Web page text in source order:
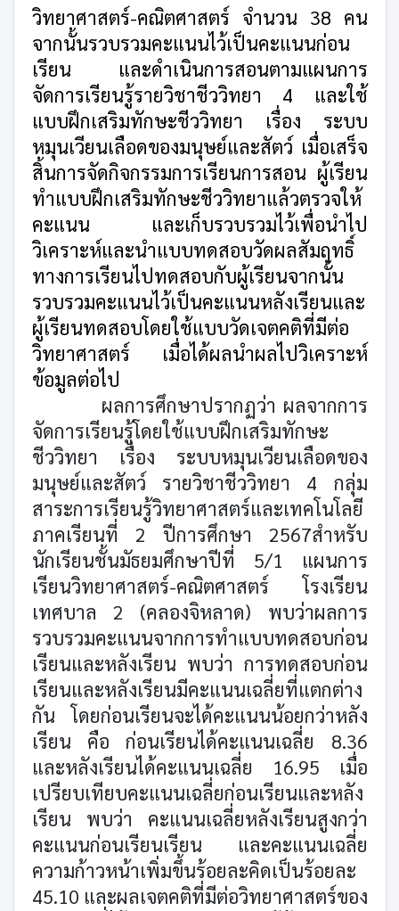
วิทยาศาสตร์-คณิตศาสตร์ จำนวน 38 คน
จากนั้นรวบรวมคะแนนไว้เป็นคะแนนก่อน
เรียน และดำเนินการสอนตามแผนการ
จัดการเรียนรู้รายวิชาชีววิทยา 4 และใช้
แบบฝึกเสริมทักษะชีววิทยา เรื่อง ระบบ
หมุนเวียนเลือดของมนุษย์และสัตว์ เมื่อเสร็จ
สิ้นการจัดกิจกรรมการเรียนการสอน ผู้เรียน
ทำแบบฝึกเสริมทักษะชีววิทยาแล้วตรวจให้
คะแนน และเก็บรวบรวมไว้เพื่อนำไป
วิเคราะห์และนำแบบทดสอบวัดผลสัมฤทธิ์
ทางการเรียนไปทดสอบกับผู้เรียนจากนั้น
รวบรวมคะแนนไว้เป็นคะแนนหลังเรียนและ
ผู้เรียนทดสอบโดยใช้แบบวัดเจตคติที่มีต่อ
วิทยาศาสตร์ เมื่อได้ผลนำผลไปวิเคราะห์
ข้อมูลต่อไป
ผลการศึกษาปรากฏว่า ผลจากการ
จัดการเรียนรู้โดยใช้แบบฝึกเสริมทักษะ
ชีววิทยา เรื่อง ระบบหมุนเวียนเลือดของ
มนุษย์และสัตว์ รายวิชาชีววิทยา 4 กลุ่ม
สาระการเรียนรู้วิทยาศาสตร์และเทคโนโลยี
ภาคเรียนที่ 2 ปีการศึกษา 2567สำหรับ
นักเรียนชั้นมัธยมศึกษาปีที่ 5/1 แผนการ
เรียนวิทยาศาสตร์-คณิตศาสตร์ โรงเรียน
เทศบาล 2 (คลองจิหลาด) พบว่าผลการ
รวบรวมคะแนนจากการทำแบบทดสอบก่อน
เรียนและหลังเรียน พบว่า การทดสอบก่อน
เรียนและหลังเรียนมีคะแนนเฉลี่ยที่แตกต่าง
กัน โดยก่อนเรียนจะได้คะแนนน้อยกว่าหลัง
เรียน คือ ก่อนเรียนได้คะแนนเฉลี่ย 8.36
และหลังเรียนได้คะแนนเฉลี่ย 16.95 เมื่อ
เปรียบเทียบคะแนนเฉลี่ยก่อนเรียนและหลัง
เรียน พบว่า คะแนนเฉลี่ยหลังเรียนสูงกว่า
คะแนนก่อนเรียนเรียน และคะแนนเฉลี่ย
ความก้าวหน้าเพิ่มขึ้นร้อยละคิดเป็นร้อยละ
45.10 และผลเจตคติที่มีต่อวิทยาศาสตร์ของ